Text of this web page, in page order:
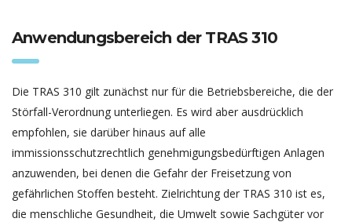
Anwendungsbereich der TRAS 310
Die TRAS 310 gilt zunächst nur für die Betriebsbereiche, die der
Störfall-Verordnung unterliegen. Es wird aber ausdrücklich
empfohlen, sie darüber hinaus auf alle
immissionsschutzrechtlich genehmigungsbedürftigen Anlagen
anzuwenden, bei denen die Gefahr der Freisetzung von
gefährlichen Stoffen besteht. Zielrichtung der TRAS 310 ist es,
die menschliche Gesundheit, die Umwelt sowie Sachgüter vor